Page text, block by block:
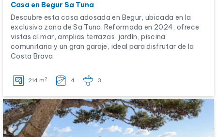
Casa en Begur Sa Tuna
Descubre esta casa adosada en Begur, ubicada en la
exclusiva zona de Sa Tuna. Reformada en 2024, ofrece
vistas al mar, amplias terrazas, jardín, piscina
comunitaria y un gran garaje, ideal para disfrutar de la
Costa Brava.
214 m 2 4 3